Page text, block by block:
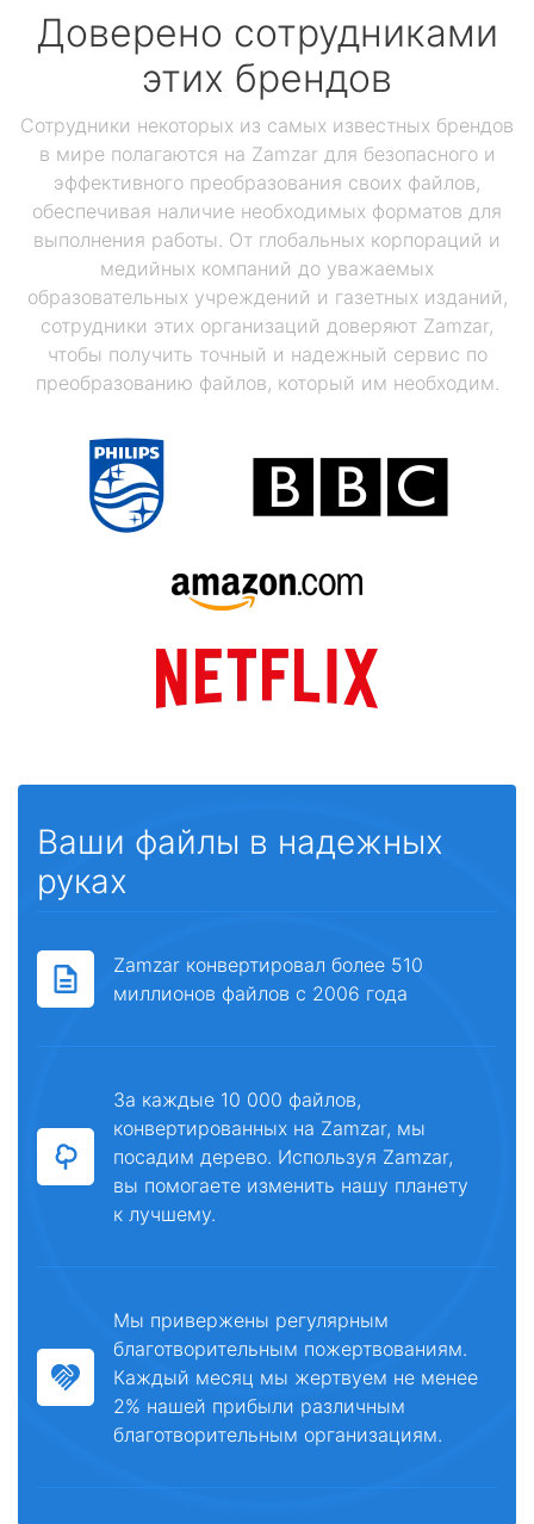
Доверено сотрудниками
этих брендов
Сотрудники некоторых из самых известных брендов
в мире полагаются на Zamzar для безопасного и
эффективного преобразования своих файлов,
обеспечивая наличие необходимых форматов для
выполнения работы. От глобальных корпораций и
медийных компаний до уважаемых
образовательных учреждений и газетных изданий,
сотрудники этих организаций доверяют Zamzar,
чтобы получить точный и надежный сервис по
преобразованию файлов, который им необходим.
Ваши файлы в надежных
руках
Zamzar конвертировал более 510
миллионов файлов с 2006 года
За каждые 10 000 файлов,
конвертированных на Zamzar, мы
посадим дерево. Используя Zamzar,
вы помогаете изменить нашу планету
к лучшему.
Мы привержены регулярным
благотворительным пожертвованиям.
Каждый месяц мы жертвуем не менее
2% нашей прибыли различным
благотворительным организациям.